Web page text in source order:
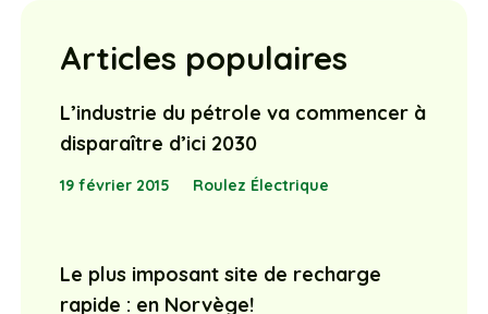
Articles populaires
L’industrie du pétrole va commencer à
disparaître d’ici 2030
19 février 2015 Roulez Électrique
Le plus imposant site de recharge
rapide : en Norvège!